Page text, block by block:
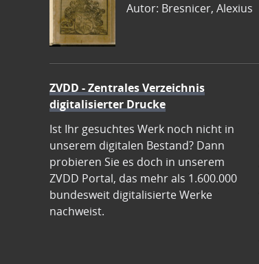
Autor: Bresnicer, Alexius
ZVDD - Zentrales Verzeichnis
digitalisierter Drucke
Ist Ihr gesuchtes Werk noch nicht in
unserem digitalen Bestand? Dann
probieren Sie es doch in unserem
ZVDD Portal, das mehr als 1.600.000
bundesweit digitalisierte Werke
nachweist.